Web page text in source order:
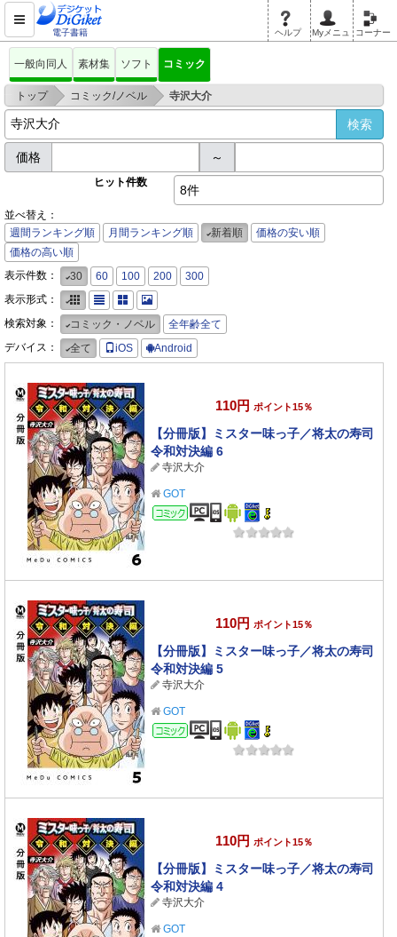
電子書籍 ヘルプ Myメニュ コーナー
一般向同人 素材集 ソフト コミック
トップ > コミック/ノベル > 寺沢大介
価格 ～
ヒット件数
8件
並べ替え：
週間ランキング順
月間ランキング順 新着順
価格の安い順
価格の高い順
表示件数：
30 60 100 200
300
表示形式：
検索対象：
コミック・ノベル
全年齢全て
デバイス：
全て iOS Android
110円 ポイント15％
【分冊版】ミスター味っ子／将太の寿司
令和対決編 6
寺沢大介
GOT
コミック
110円 ポイント15％
【分冊版】ミスター味っ子／将太の寿司
令和対決編 5
寺沢大介
GOT
コミック
110円 ポイント15％
【分冊版】ミスター味っ子／将太の寿司
令和対決編 4
寺沢大介
GOT